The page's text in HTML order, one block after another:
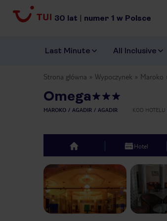
30 lat | numer 1 w Polsce
Last Minute All Inclusive
Strona główna Wypoczynek Maroko
Omega
MAROKO AGADIR AGADIR KOD HOTELU
top Hotel
Previous slide